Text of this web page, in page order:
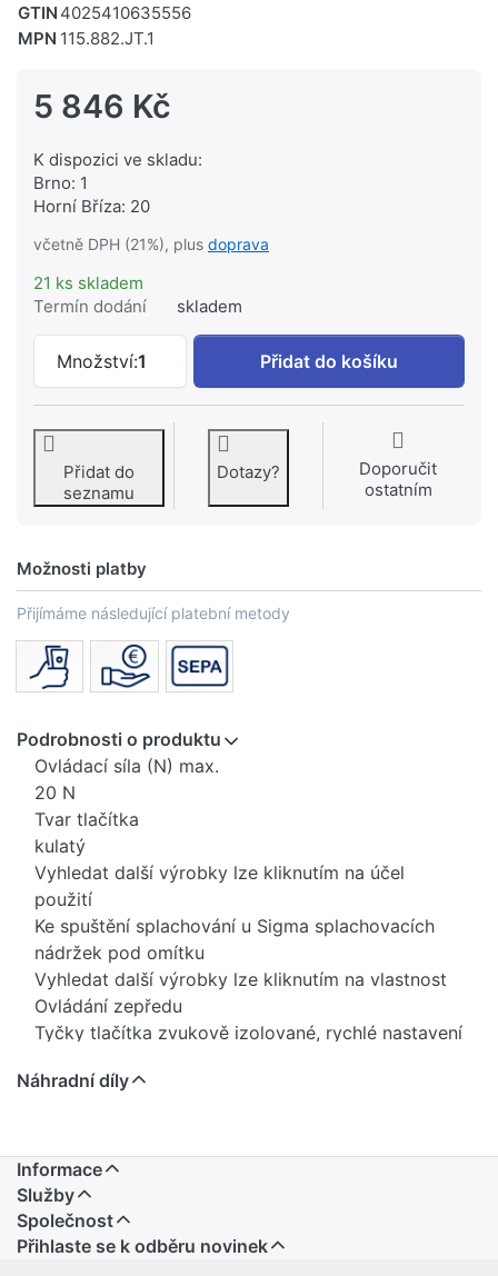
GTIN 4025410635556
MPN 115.882.JT.1
5 846 Kč
K dispozici ve skladu:
Brno: 1
Horní Bříza: 20
včetně DPH (21%), plus doprava
21 ks skladem
Termín dodání
skladem
Množství:1
GEBERIT Ovládací tlačítko Geberit
Přidat do košíku
Přidat do
seznamu
Dotazy?
Doporučit
ostatním
Možnosti platby
Přijímáme následující platební metody
Podrobnosti o produktu
Ovládací síla (N) max.
20 N
Tvar tlačítka
kulatý
Vyhledat další výrobky lze kliknutím na účel
použití
Ke spuštění splachování u Sigma splachovacích
nádržek pod omítku
Vyhledat další výrobky lze kliknutím na vlastnost
Ovládání zepředu
Tyčky tlačítka zvukově izolované, rychlé nastavení
Upevňovací rámeček
Barva / povrch: Deska a ovládací tlačítko: lakování
bílé matné, s povrchovou úpravou easy-to-clean
Designové kroužky: leskle pochromované
Materiál: Plast
Náhradní díly
Informace
Služby
Společnost
Přihlaste se k odběru novinek